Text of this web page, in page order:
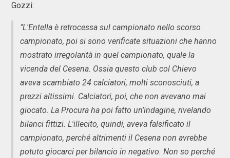
Gozzi:
"L'Entella è retrocessa sul campionato nello scorso
campionato, poi si sono verificate situazioni che hanno
mostrato irregolarità in quel campionato, quale la
vicenda del Cesena. Ossia questo club col Chievo
aveva scambiato 24 calciatori, molti sconosciuti, a
prezzi altissimi. Calciatori, poi, che non avevano mai
giocato. La Procura ha poi fatto un'indagine, rivelando
bilanci fittizi. L'illecito, quindi, aveva falsificato il
campionato, perché altrimenti il Cesena non avrebbe
potuto giocarci per bilancio in negativo. Non so perché